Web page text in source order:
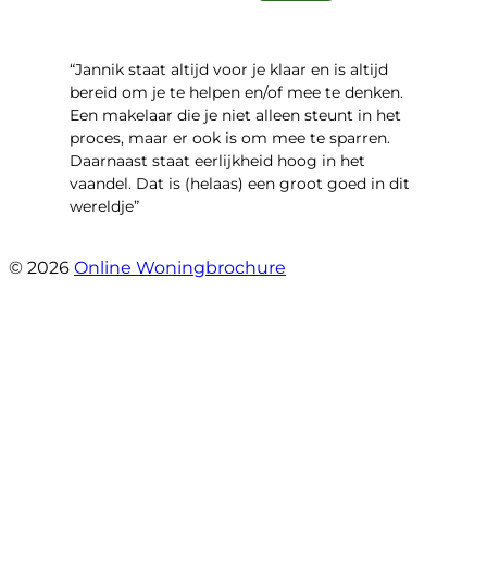
“Jannik staat altijd voor je klaar en is altijd
bereid om je te helpen en/of mee te denken.
Een makelaar die je niet alleen steunt in het
proces, maar er ook is om mee te sparren.
Daarnaast staat eerlijkheid hoog in het
vaandel. Dat is (helaas) een groot goed in dit
wereldje”
© 2026 Online Woningbrochure